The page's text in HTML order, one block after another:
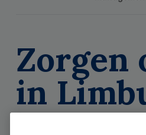
Zorgen
in